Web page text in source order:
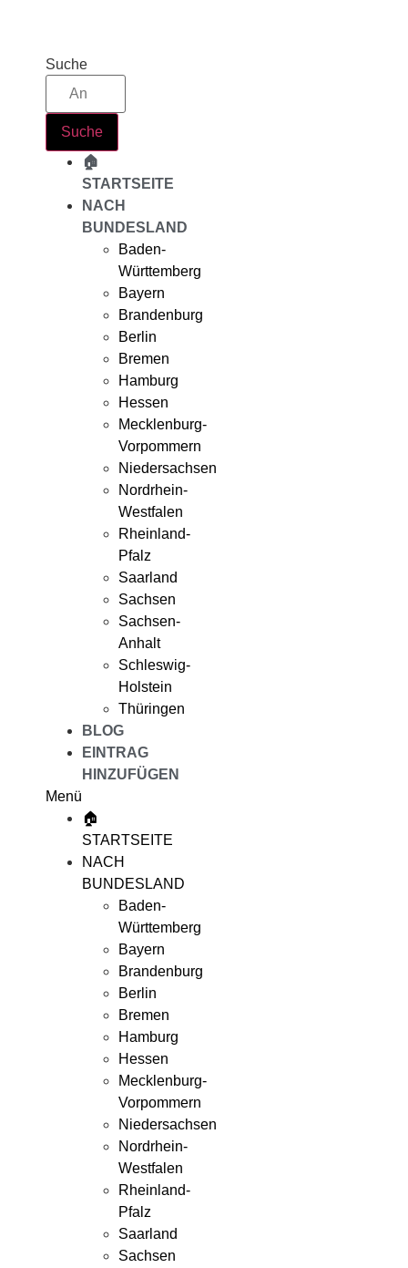
Suche
Suche
🏠
STARTSEITE
NACH
BUNDESLAND
Baden-
Württemberg
Bayern
Brandenburg
Berlin
Bremen
Hamburg
Hessen
Mecklenburg-
Vorpommern
Niedersachsen
Nordrhein-
Westfalen
Rheinland-
Pfalz
Saarland
Sachsen
Sachsen-
Anhalt
Schleswig-
Holstein
Thüringen
BLOG
EINTRAG
HINZUFÜGEN
Menü
🏠
STARTSEITE
NACH
BUNDESLAND
Baden-
Württemberg
Bayern
Brandenburg
Berlin
Bremen
Hamburg
Hessen
Mecklenburg-
Vorpommern
Niedersachsen
Nordrhein-
Westfalen
Rheinland-
Pfalz
Saarland
Sachsen